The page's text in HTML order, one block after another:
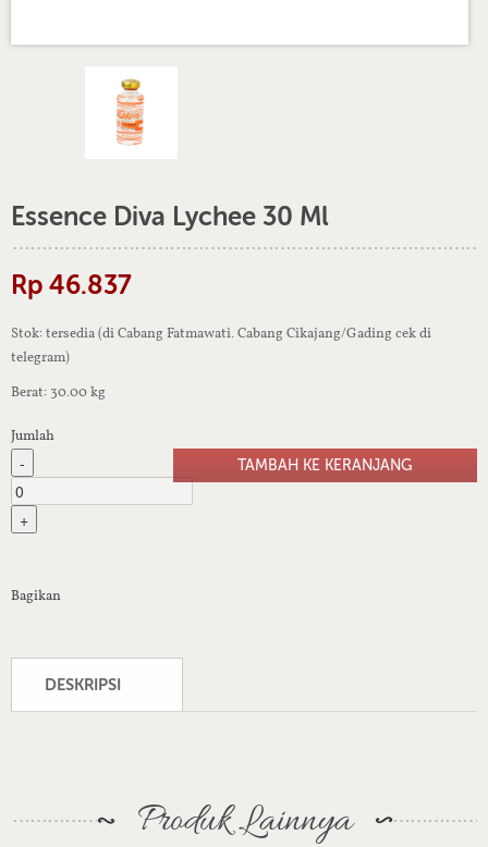
Essence Diva Lychee 30 Ml
Rp 46.837
Stok: tersedia (di Cabang Fatmawati. Cabang Cikajang/Gading cek di
telegram)
Berat: 30.00 kg
Jumlah
-
+
Bagikan
DESKRIPSI
Produk Lainnya